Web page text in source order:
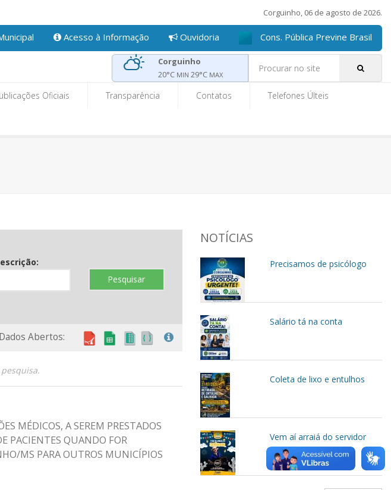
Corguinho, 06 de agosto de 2026.
Acesso à Informação Ouvidoria Cons. Pública Previne Brasil
Corguinho
20°C MIN 29°C MAX
Oficiais Transparência Contatos Telefones Últeis
Pesquisar
Dados Abertos:
MÉDICOS, A SEREM PRESTADOS
PACIENTES QUANDO FOR
MS PARA OUTROS MUNICÍPIOS
NOTÍCIAS
Precisamos de psicólogo
Salário tá na conta
Coleta de lixo e entulhos
Vem aí arraiá do servidor